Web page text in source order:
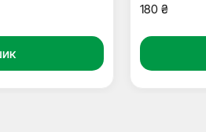
180 ₴